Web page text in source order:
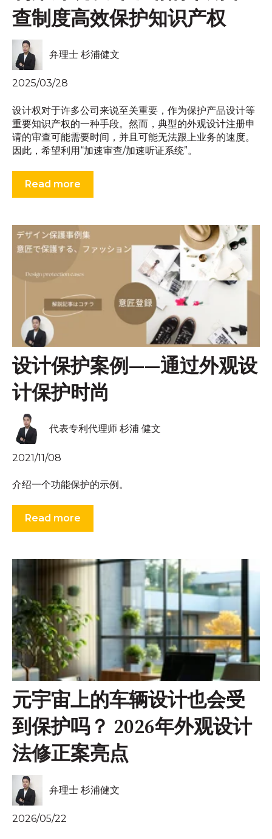
查制度高效保护知识产权
弁理士 杉浦健文
2025/03/28
设计权对于许多公司来说至关重要，作为保护产品设计等
重要知识产权的一种手段。然而，典型的外观设计注册申
请的审查可能需要时间，并且可能无法跟上业务的速度。
因此，希望利用“加速审查/加速听证系统”。
Read more
设计保护案例——通过外观设
计保护时尚
代表专利代理师 杉浦 健文
2021/11/08
介绍一个功能保护的示例。
Read more
元宇宙上的车辆设计也会受
到保护吗？ 2026年外观设计
法修正案亮点
弁理士 杉浦健文
2026/05/22